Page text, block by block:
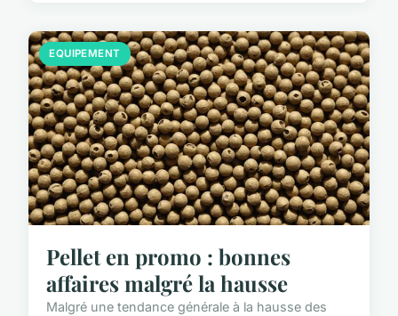
EQUIPEMENT
Pellet en promo : bonnes
affaires malgré la hausse
Malgré une tendance générale à la hausse des